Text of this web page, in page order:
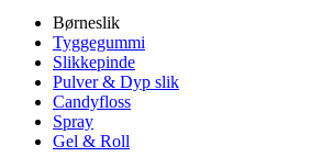
Børneslik
Tyggegummi
Slikkepinde
Pulver & Dyp slik
Candyfloss
Spray
Gel & Roll